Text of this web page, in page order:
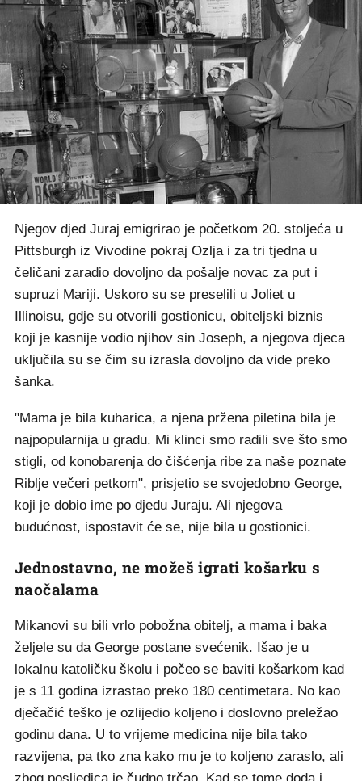
Njegov djed Juraj emigrirao je početkom 20. stoljeća u
Pittsburgh iz Vivodine pokraj Ozlja i za tri tjedna u
čeličani zaradio dovoljno da pošalje novac za put i
supruzi Mariji. Uskoro su se preselili u Joliet u
Illinoisu, gdje su otvorili gostionicu, obiteljski biznis
koji je kasnije vodio njihov sin Joseph, a njegova djeca
uključila su se čim su izrasla dovoljno da vide preko
šanka.
"Mama je bila kuharica, a njena pržena piletina bila je
najpopularnija u gradu. Mi klinci smo radili sve što smo
stigli, od konobarenja do čišćenja ribe za naše poznate
Riblje večeri petkom", prisjetio se svojedobno George,
koji je dobio ime po djedu Juraju. Ali njegova
budućnost, ispostavit će se, nije bila u gostionici.
Jednostavno, ne možeš igrati košarku s
naočalama
Mikanovi su bili vrlo pobožna obitelj, a mama i baka
željele su da George postane svećenik. Išao je u
lokalnu katoličku školu i počeo se baviti košarkom kad
je s 11 godina izrastao preko 180 centimetara. No kao
dječačić teško je ozlijedio koljeno i doslovno preležao
godinu dana. U to vrijeme medicina nije bila tako
razvijena, pa tko zna kako mu je to koljeno zaraslo, ali
zbog posljedica je čudno trčao. Kad se tome doda i